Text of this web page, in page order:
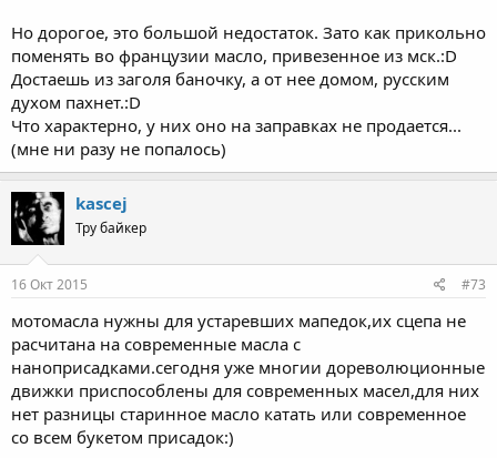
Но дорогое, это большой недостаток. Зато как прикольно
поменять во французии масло, привезенное из мск.:D
Достаешь из заголя баночку, а от нее домом, русским
духом пахнет.:D
Что характерно, у них оно на заправках не продается...
(мне ни разу не попалось)
kascej
Тру байкер
16 Окт 2015 #73
мотомасла нужны для устаревших мапедок,их сцепа не
расчитана на современные масла с
наноприсадками.сегодня уже многии дореволюционные
движки приспособлены для современных масел,для них
нет разницы старинное масло катать или современное
со всем букетом присадок:)